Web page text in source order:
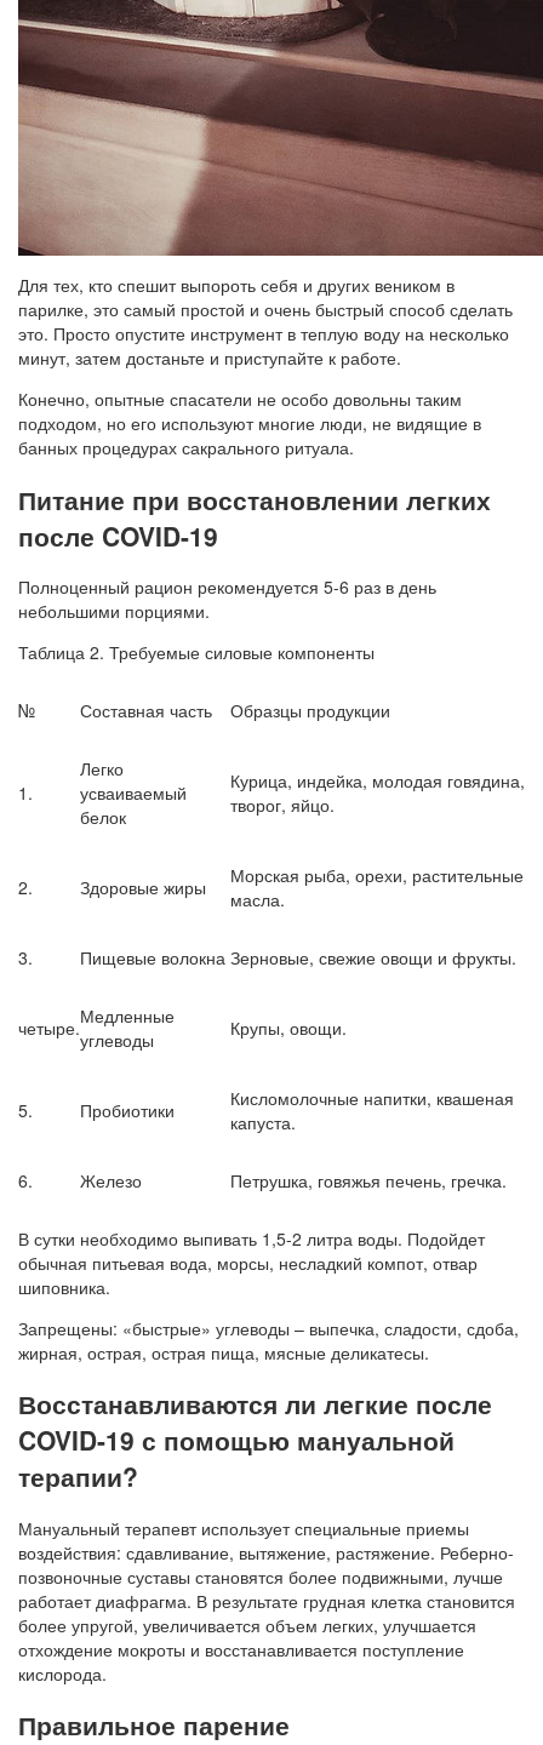
Для тех, кто спешит выпороть себя и других веником в
парилке, это самый простой и очень быстрый способ сделать
это. Просто опустите инструмент в теплую воду на несколько
минут, затем достаньте и приступайте к работе.
Конечно, опытные спасатели не особо довольны таким
подходом, но его используют многие люди, не видящие в
банных процедурах сакрального ритуала.
Питание при восстановлении легких
после COVID-19
Полноценный рацион рекомендуется 5-6 раз в день
небольшими порциями.
Таблица 2. Требуемые силовые компоненты
№ Составная часть Образцы продукции
1.
Легко
усваиваемый
белок
Курица, индейка, молодая говядина,
творог, яйцо.
2. Здоровые жиры
Морская рыба, орехи, растительные
масла.
3. Пищевые волокна Зерновые, свежие овощи и фрукты.
четыре.Медленные
углеводы
Крупы, овощи.
5. Пробиотики
Кисломолочные напитки, квашеная
капуста.
6. Железо Петрушка, говяжья печень, гречка.
В сутки необходимо выпивать 1,5-2 литра воды. Подойдет
обычная питьевая вода, морсы, несладкий компот, отвар
шиповника.
Запрещены: «быстрые» углеводы – выпечка, сладости, сдоба,
жирная, острая, острая пища, мясные деликатесы.
Восстанавливаются ли легкие после
COVID-19 с помощью мануальной
терапии?
Мануальный терапевт использует специальные приемы
воздействия: сдавливание, вытяжение, растяжение. Реберно-
позвоночные суставы становятся более подвижными, лучше
работает диафрагма. В результате грудная клетка становится
более упругой, увеличивается объем легких, улучшается
отхождение мокроты и восстанавливается поступление
кислорода.
Правильное парение